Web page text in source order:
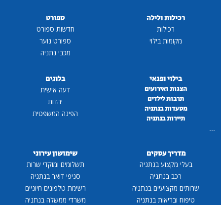
רכילות ולילה
רכילות
מקומות בילוי
ספורט
חדשות ספורט
ספורט נוער
מכבי נתניה
בילוי ופנאי
הצגות ואירועים
תרבות לילדים
מסעדות בנתניה
תיירות בנתניה
בלוגים
דעה אישית
יהדות
הפינה המשפטית
מדריך עסקים
בעלי מקצוע בנתניה
רכב בנתניה
שרותים מקצועיים בנתניה
טיפוח ובריאות בנתניה
שימושון עירוני
תשלומים ומוקדי שרות
סניפי דואר בנתניה
רשימת טלפונים חיוניים
משרדי ממשלה בנתניה